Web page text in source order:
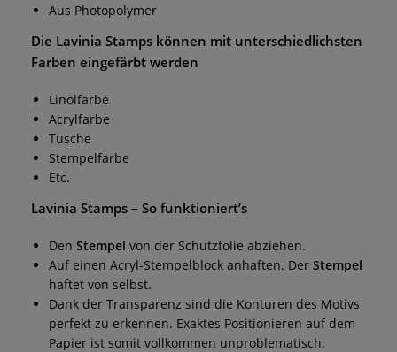
Aus Photopolymer
Die Lavinia Stamps können mit unterschiedlichsten
Farben eingefärbt werden
Linolfarbe
Acrylfarbe
Tusche
Stempelfarbe
Etc.
Lavinia Stamps – So funktioniert’s
Den Stempel von der Schutzfolie abziehen.
Auf einen Acryl-Stempelblock anhaften. Der Stempel
haftet von selbst.
Dank der Transparenz sind die Konturen des Motivs
perfekt zu erkennen. Exaktes Positionieren auf dem
Papier ist somit vollkommen unproblematisch.